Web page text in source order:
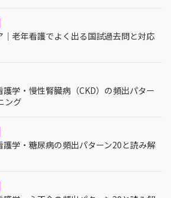
老年看護でよく出る国試過去問と対応
護学・慢性腎臓病（CKD）の頻出パター
ング
護学・糖尿病の頻出パターン20と読み解